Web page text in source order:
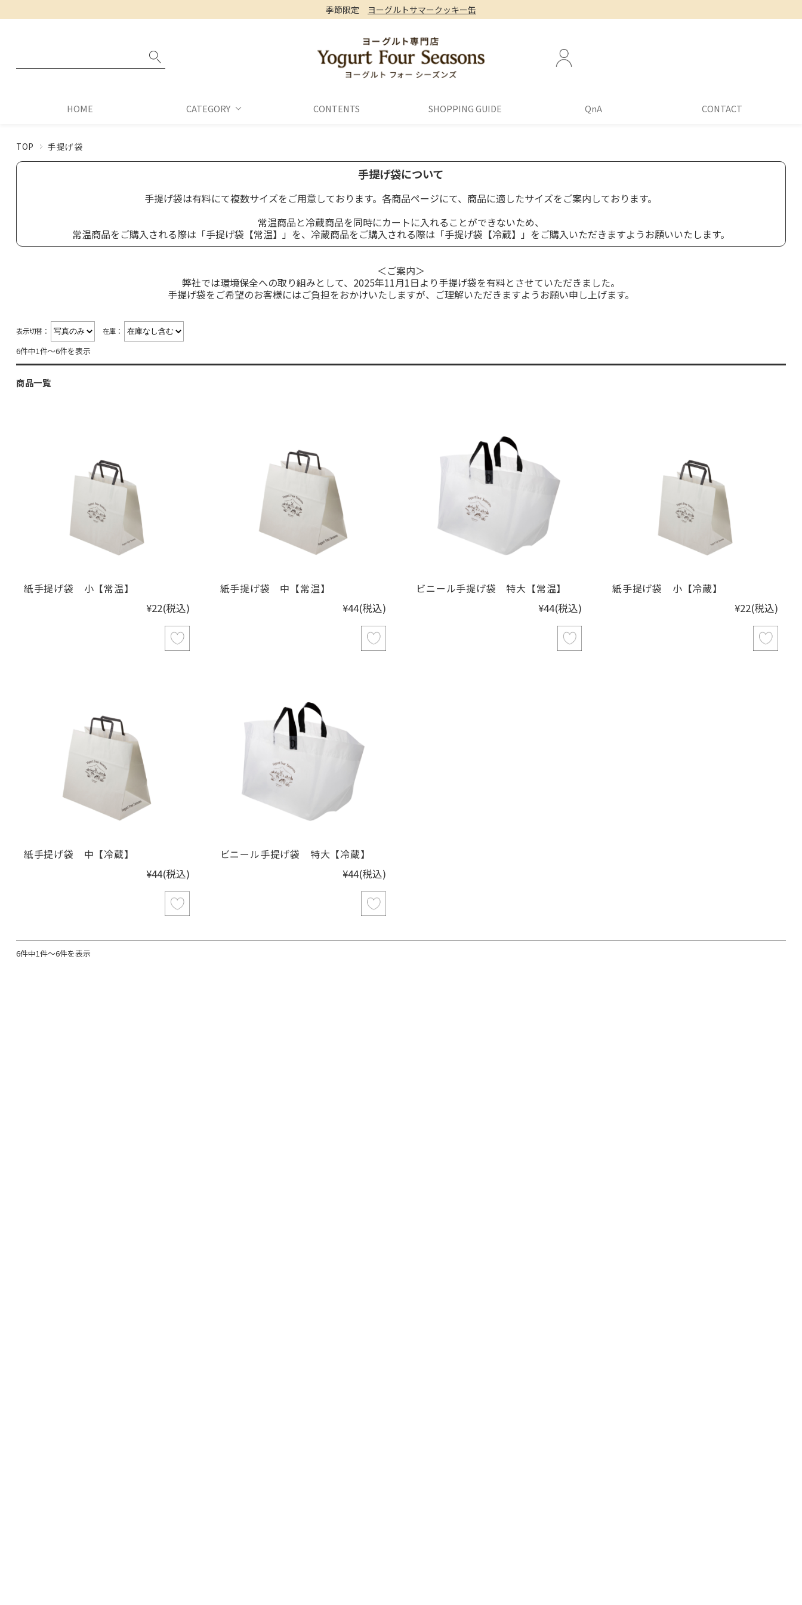
季節限定 ヨーグルトサマークッキー缶
HOME CATEGORY CONTENTS SHOPPING GUIDE QnA CONTACT
TOP 手提げ袋
手提げ袋について
手提げ袋は有料にて複数サイズをご用意しております。各商品ページにて、商品に適したサイズをご案内しております。
常温商品と冷蔵商品を同時にカートに入れることができないため、
常温商品をご購入される際は「手提げ袋【常温】」を、冷蔵商品をご購入される際は「手提げ袋【冷蔵】」をご購入いただきますようお願いいたします。
＜ご案内＞
弊社では環境保全への取り組みとして、2025年11月1日より手提げ袋を有料とさせていただきました。
手提げ袋をご希望のお客様にはご負担をおかけいたしますが、ご理解いただきますようお願い申し上げます。
表示切替： 在庫：
6件中1件～6件を表示
商品一覧
紙手提げ袋 小【常温】
¥22(税込)
紙手提げ袋 中【常温】
¥44(税込)
ビニール手提げ袋 特大【常温】
¥44(税込)
紙手提げ袋 小【冷蔵】
¥22(税込)
紙手提げ袋 中【冷蔵】
¥44(税込)
ビニール手提げ袋 特大【冷蔵】
¥44(税込)
6件中1件～6件を表示